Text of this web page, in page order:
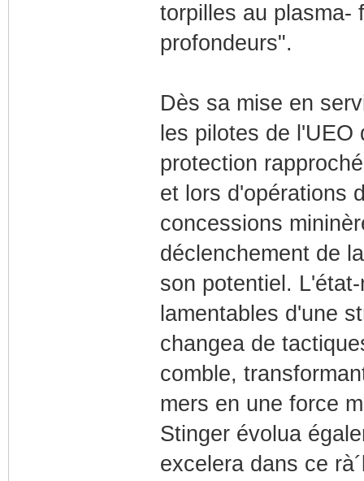
torpilles au plasma-
profondeurs".
Dès sa mise en
les pilotes de
protection
et lors d'opérations
concessions
déclenchement de
son potentiel.
lamentables d'une
changea de
comble,
mers en une force
Stinger évolua
excelera dans ce